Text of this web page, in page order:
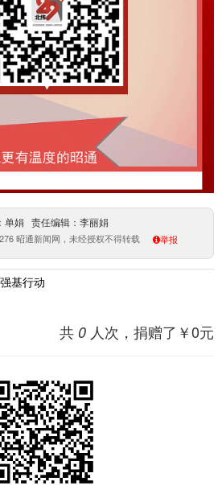
单娟 责任编辑：李丽娟
昭通新闻网，未经授权不得转载 举报
强基行动
共 0 人次，捐赠了￥0元